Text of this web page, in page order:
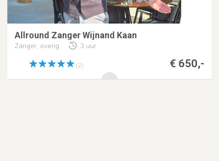
Allround Zanger Wijnand Kaan
Zanger, overig 3 uur
€ 650,-
(2)